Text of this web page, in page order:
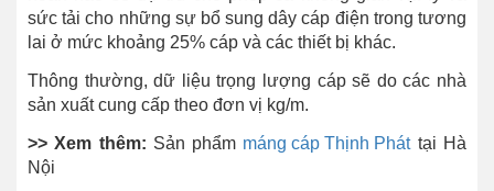
sức tải cho những sự bổ sung dây cáp điện trong tương
lai ở mức khoảng 25% cáp và các thiết bị khác.
Thông thường, dữ liệu trọng lượng cáp sẽ do các nhà
sản xuất cung cấp theo đơn vị kg/m.
>> Xem thêm: Sản phẩm máng cáp Thịnh Pháttại Hà
Nội